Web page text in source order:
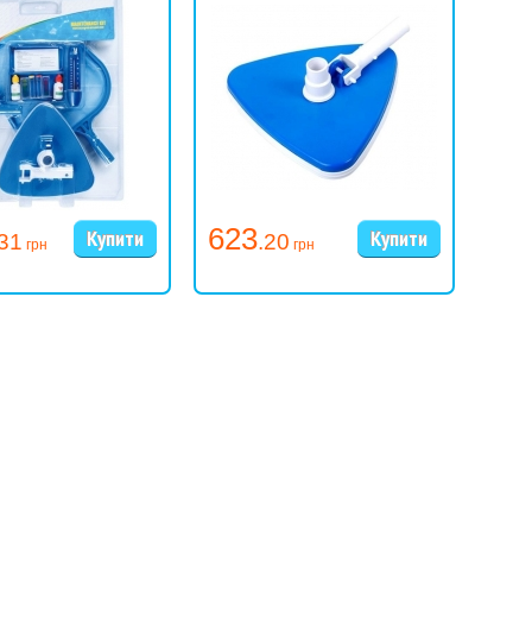
грн 623.20 грн